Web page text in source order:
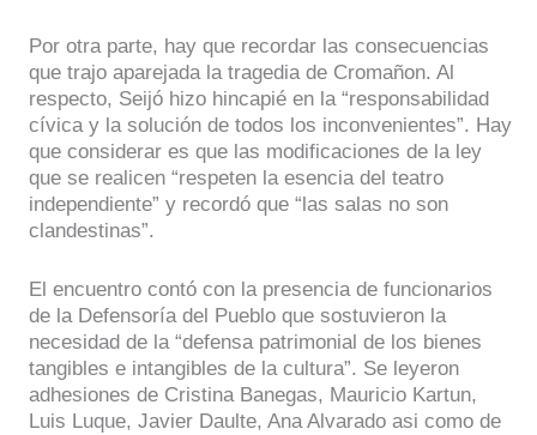
Por otra parte, hay que recordar las consecuencias
que trajo aparejada la tragedia de Cromañon. Al
respecto, Seijó hizo hincapié en la “responsabilidad
cívica y la solución de todos los inconvenientes”. Hay
que considerar es que las modificaciones de la ley
que se realicen “respeten la esencia del teatro
independiente” y recordó que “las salas no son
clandestinas”.
El encuentro contó con la presencia de funcionarios
de la Defensoría del Pueblo que sostuvieron la
necesidad de la “defensa patrimonial de los bienes
tangibles e intangibles de la cultura”. Se leyeron
adhesiones de Cristina Banegas, Mauricio Kartun,
Luis Luque, Javier Daulte, Ana Alvarado asi como de